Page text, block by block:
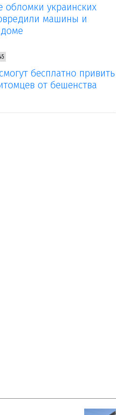
обломки украинских
машины и
бесплатно привить
от бешенства